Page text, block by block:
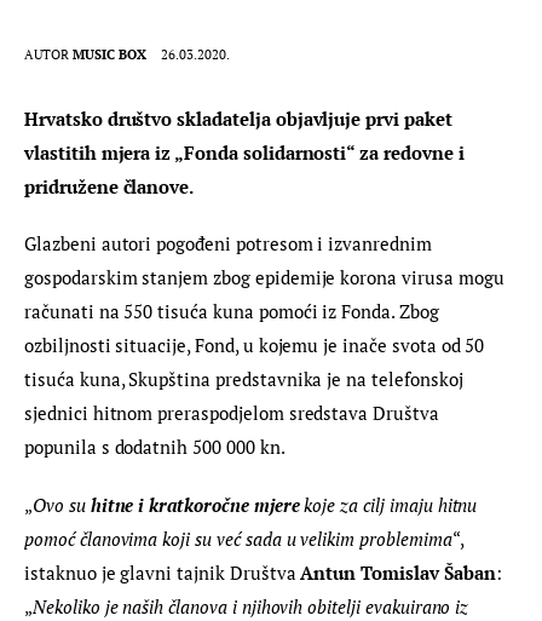
AUTOR MUSIC BOX 26.03.2020.
Hrvatsko društvo skladatelja objavljuje prvi paket
vlastitih mjera iz „Fonda solidarnosti“ za redovne i
pridružene članove.
Glazbeni autori pogođeni potresom i izvanrednim
gospodarskim stanjem zbog epidemije korona virusa mogu
računati na 550 tisuća kuna pomoći iz Fonda. Zbog
ozbiljnosti situacije, Fond, u kojemu je inače svota od 50
tisuća kuna, Skupština predstavnika je na telefonskoj
sjednici hitnom preraspodjelom sredstava Društva
popunila s dodatnih 500 000 kn.
„Ovo su hitne i kratkoročne mjere koje za cilj imaju hitnu
pomoć članovima koji su već sada u velikim problemima“,
istaknuo je glavni tajnik Društva Antun Tomislav Šaban:
„Nekoliko je naših članova i njihovih obitelji evakuirano iz